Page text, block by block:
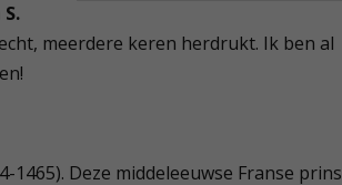
meerdere keren herdrukt. Ik ben al
Deze middeleeuwse Franse prins